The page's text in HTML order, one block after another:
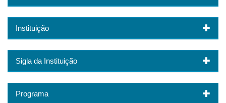
Instituição
Sigla da Instituição
Programa